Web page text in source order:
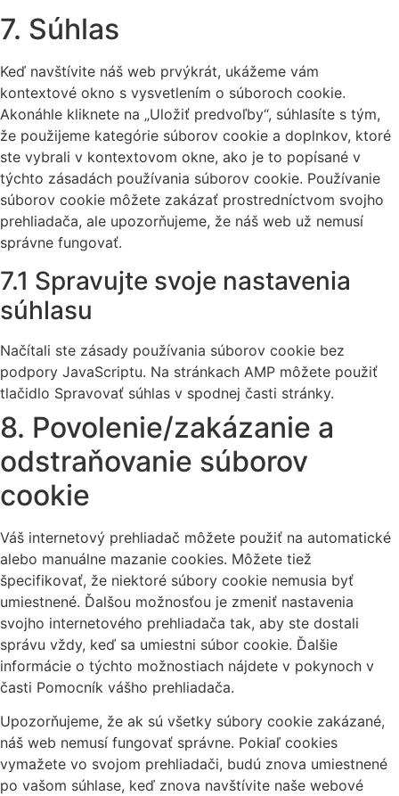
to
service
rôzne
7. Súhlas
Keď navštívite náš web prvýkrát, ukážeme vám
kontextové okno s vysvetlením o súboroch cookie.
Akonáhle kliknete na „Uložiť predvoľby“, súhlasíte s tým,
že použijeme kategórie súborov cookie a doplnkov, ktoré
ste vybrali v kontextovom okne, ako je to popísané v
týchto zásadách používania súborov cookie. Používanie
súborov cookie môžete zakázať prostredníctvom svojho
prehliadača, ale upozorňujeme, že náš web už nemusí
správne fungovať.
7.1 Spravujte svoje nastavenia
súhlasu
Načítali ste zásady používania súborov cookie bez
podpory JavaScriptu. Na stránkach AMP môžete použiť
tlačidlo Spravovať súhlas v spodnej časti stránky.
8. Povolenie/zakázanie a
odstraňovanie súborov
cookie
Váš internetový prehliadač môžete použiť na automatické
alebo manuálne mazanie cookies. Môžete tiež
špecifikovať, že niektoré súbory cookie nemusia byť
umiestnené. Ďalšou možnosťou je zmeniť nastavenia
svojho internetového prehliadača tak, aby ste dostali
správu vždy, keď sa umiestni súbor cookie. Ďalšie
informácie o týchto možnostiach nájdete v pokynoch v
časti Pomocník vášho prehliadača.
Upozorňujeme, že ak sú všetky súbory cookie zakázané,
náš web nemusí fungovať správne. Pokiaľ cookies
vymažete vo svojom prehliadači, budú znova umiestnené
po vašom súhlase, keď znova navštívite naše webové